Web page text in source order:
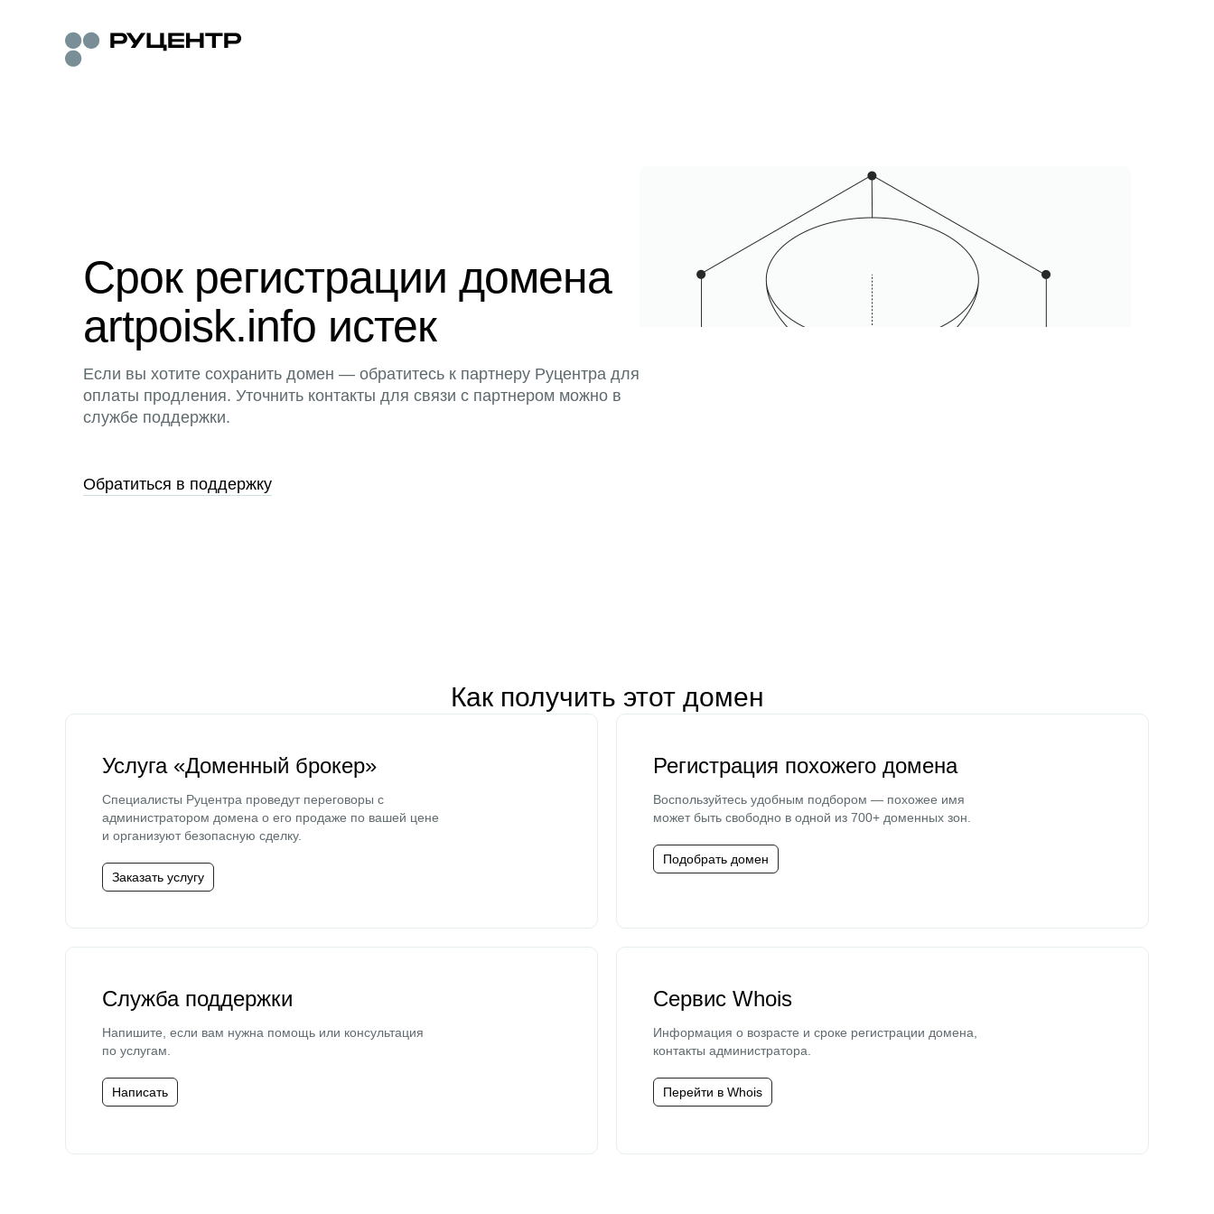
Срок регистрации домена
artpoisk.info истек
Если вы хотите сохранить домен — обратитесь к партнеру Руцентра для
оплаты продления. Уточнить контакты для связи с партнером можно в
службе поддержки.
Обратиться в поддержку
Как получить этот домен
Услуга «Доменный брокер»
Специалисты Руцентра проведут переговоры с
администратором домена о его продаже по вашей цене
и организуют безопасную сделку.
Заказать услугу
Регистрация похожего домена
Воспользуйтесь удобным подбором — похожее имя
может быть свободно в одной из 700+ доменных зон.
Подобрать домен
Служба поддержки
Напишите, если вам нужна помощь или консультация
по услугам.
Написать
Сервис Whois
Информация о возрасте и сроке регистрации домена,
контакты администратора.
Перейти в Whois